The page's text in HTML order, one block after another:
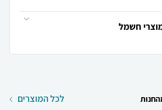
חשמל
לכל המוצרים